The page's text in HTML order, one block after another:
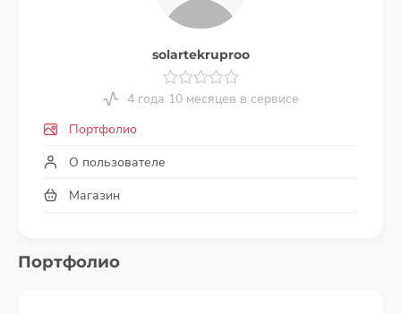
solartekruproo
4 года 10 месяцев в сервисе
Портфолио
О пользователе
Магазин
Портфолио